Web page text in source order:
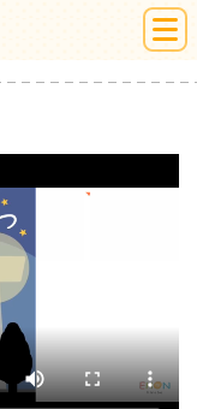
絵本ひろば